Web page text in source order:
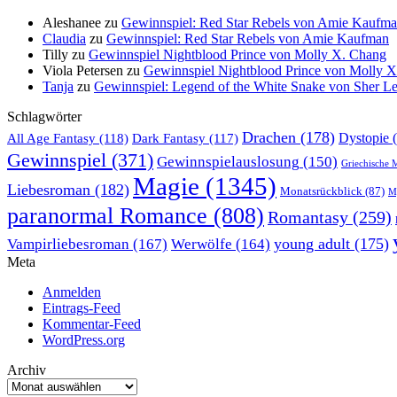
Aleshanee zu Gewinnspiel: Red Star Rebels von Amie
Claudia zu Gewinnspiel: Red Star Rebels von Amie Kaufman
Tilly zu Gewinnspiel Nightblood Prince von Molly X. Chang
Viola Petersen zu Gewinnspiel Nightblood Prince von Molly
Tanja zu Gewinnspiel: Legend of the White Snake von Sher
Schlagwörter
All Age Fantasy (118) Dark Fantasy (117) Drachen (178) Dystopie
Gewinnspiel (371) Gewinnspielauslosung (150) Griechische
Liebesroman (182) Magie (1345) Monatsrückblick (87)
paranormal Romance (808) Romantasy (259)
Vampirliebesroman (167) Werwölfe (164) young adult (175)
Meta
Anmelden
Eintrags-Feed
Kommentar-Feed
WordPress.org
Archiv
Archiv